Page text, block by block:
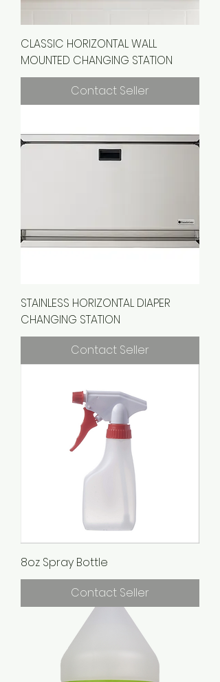
CLASSIC HORIZONTAL WALL
MOUNTED CHANGING STATION
Contact Seller
STAINLESS HORIZONTAL DIAPER
CHANGING STATION
Contact Seller
8oz Spray Bottle
Contact Seller